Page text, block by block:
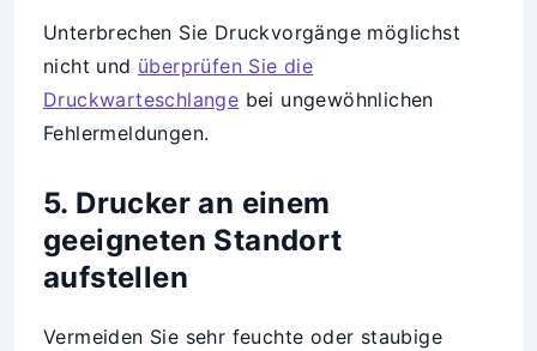
Unterbrechen Sie Druckvorgänge möglichst
nicht und überprüfen Sie die
Druckwarteschlange bei ungewöhnlichen
Fehlermeldungen.
5. Drucker an einem
geeigneten Standort
aufstellen
Vermeiden Sie sehr feuchte oder staubige